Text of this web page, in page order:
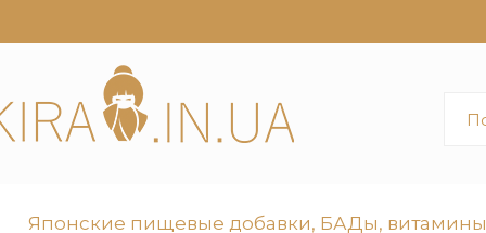
Японские пищевые добавки, БАДы, витамины